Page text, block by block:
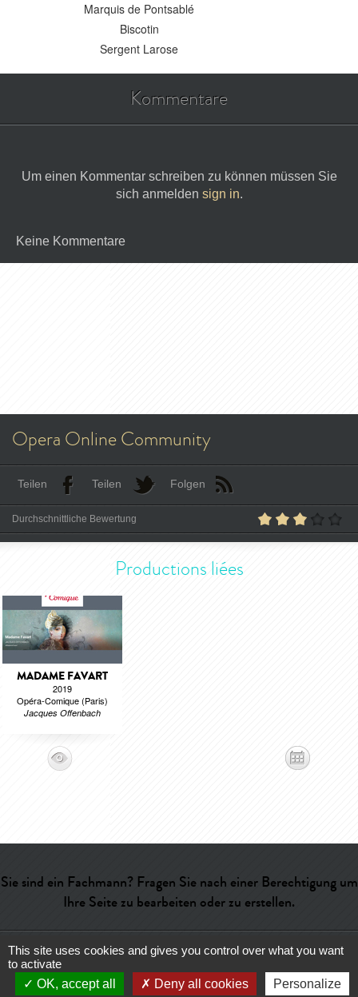
Marquis de Pontsablé
Biscotin
Sergent Larose
Kommentare
Um einen Kommentar schreiben zu können müssen Sie
sich anmelden sign in.
Keine Kommentare
Opera Online Community
Teilen Teilen Folgen
Durchschnittliche Bewertung
Productions liées
MADAME FAVART
2019
Opéra-Comique (Paris)
Jacques Offenbach
Sie sind ein Fachmann? Fragen Sie nach einer Berechtigung um
Ihre Seite zu bearbeiten oder zu erstellen.
Hilfe-Kontakt-Admin-Wörterverzeichnis-CGU-Über uns-
This site uses cookies and gives you control over what you want
to activate
OK, accept all
Deny all cookies Personalize